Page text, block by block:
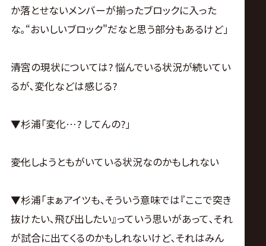
か落とせないメンバーが揃ったブロックに入った
な｡“おいしいブロック"だなと思う部分もあるけど｣
――清宮の現状については? 悩んでいる状況が続いてい
るが､変化などは感じる?
▼杉浦｢変化…? してんの?｣
――変化しようともがいている状況なのかもしれない
▼杉浦｢まぁアイツも､そういう意味では『ここで突き
抜けたい､飛び出したい』っていう思いがあって､それ
が試合に出てくるのかもしれないけど､それはみん